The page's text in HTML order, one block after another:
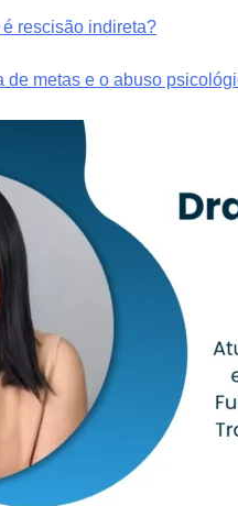
rescisão indireta?
metas e o abuso